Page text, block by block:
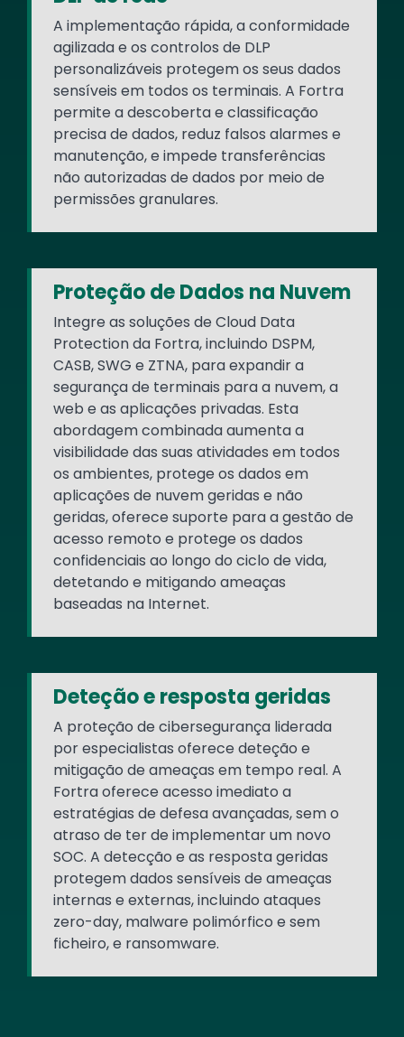
A implementação rápida, a conformidade
agilizada e os controlos de DLP
personalizáveis protegem os seus dados
sensíveis em todos os terminais. A Fortra
permite a descoberta e classificação
precisa de dados, reduz falsos alarmes e
manutenção, e impede transferências
não autorizadas de dados por meio de
permissões granulares.
Proteção de Dados na Nuvem
Integre as soluções de Cloud Data
Protection da Fortra, incluindo DSPM,
CASB, SWG e ZTNA, para expandir a
segurança de terminais para a nuvem, a
web e as aplicações privadas. Esta
abordagem combinada aumenta a
visibilidade das suas atividades em todos
os ambientes, protege os dados em
aplicações de nuvem geridas e não
geridas, oferece suporte para a gestão de
acesso remoto e protege os dados
confidenciais ao longo do ciclo de vida,
detetando e mitigando ameaças
baseadas na Internet.
Deteção e resposta geridas
A proteção de cibersegurança liderada
por especialistas oferece deteção e
mitigação de ameaças em tempo real. A
Fortra oferece acesso imediato a
estratégias de defesa avançadas, sem o
atraso de ter de implementar um novo
SOC. A detecção e as resposta geridas
protegem dados sensíveis de ameaças
internas e externas, incluindo ataques
zero-day, malware polimórfico e sem
ficheiro, e ransomware.